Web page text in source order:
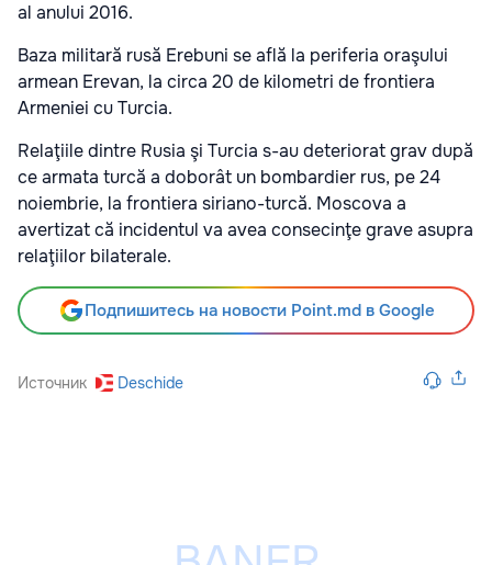
al anului 2016.
Baza militară rusă Erebuni se află la periferia oraşului
armean Erevan, la circa 20 de kilometri de frontiera
Armeniei cu Turcia.
Relaţiile dintre Rusia şi Turcia s-au deteriorat grav după
ce armata turcă a doborât un bombardier rus, pe 24
noiembrie, la frontiera siriano-turcă. Moscova a
avertizat că incidentul va avea consecinţe grave asupra
relaţiilor bilaterale.
Подпишитесь на новости Point.md в Google
Источник Deschide